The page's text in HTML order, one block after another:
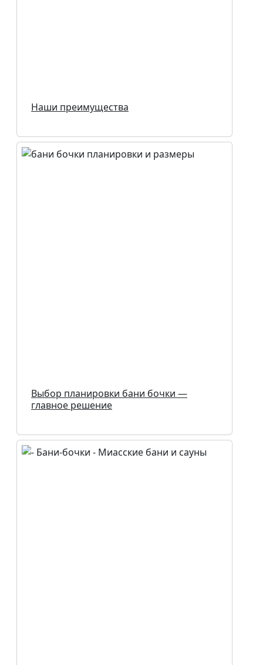
Наши преимущества
Выбор планировки бани бочки —
главное решение